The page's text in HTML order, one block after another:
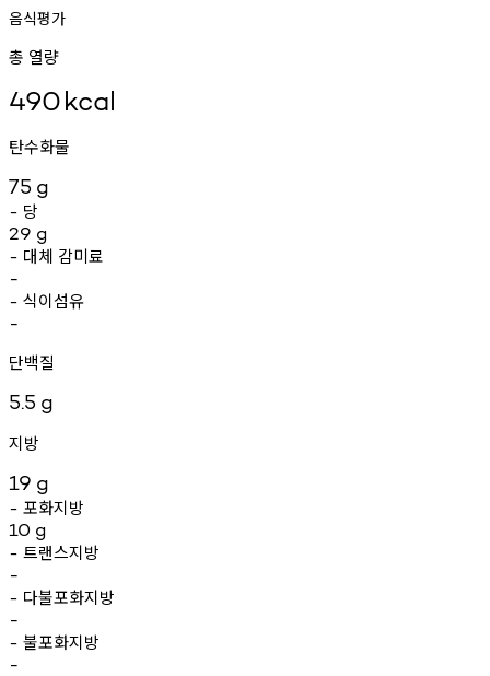
음식평가
총 열량
490kcal
탄수화물
75 g
- 당
29 g
- 대체 감미료
-
- 식이섬유
-
단백질
5.5 g
지방
19 g
- 포화지방
10 g
- 트랜스지방
-
- 다불포화지방
-
- 불포화지방
-